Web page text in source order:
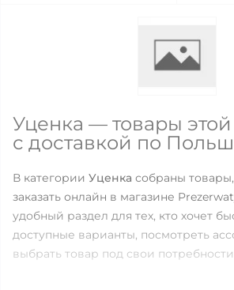
Уценка — товары этой
с доставкой по
В категории Уценка собраны
заказать онлайн в магазине
удобный раздел для тех, кто хочет
доступные варианты, посмотреть
выбрать товар под свои